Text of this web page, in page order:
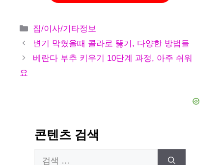
카
테
리
집/이사/기타정보
변기 막혔을때 콜라로 뚫기, 다양한 방법들
베란다 부추 키우기 10단계 과정, 아주 쉬워
요
콘텐츠 검색